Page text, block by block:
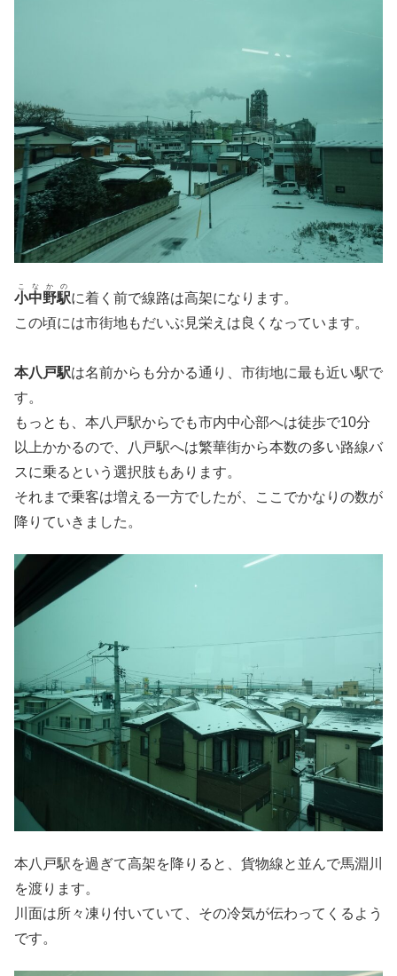
小中野駅
こなかの
に着く前で線路は高架になります。
この頃には市街地もだいぶ見栄えは良くなっています。
本八戸駅は名前からも分かる通り、市街地に最も近い駅で
す。
もっとも、本八戸駅からでも市内中心部へは徒歩で10分
以上かかるので、八戸駅へは繁華街から本数の多い路線バ
スに乗るという選択肢もあります。
それまで乗客は増える一方でしたが、ここでかなりの数が
降りていきました。
本八戸駅を過ぎて高架を降りると、貨物線と並んで馬淵川
を渡ります。
川面は所々凍り付いていて、その冷気が伝わってくるよう
です。